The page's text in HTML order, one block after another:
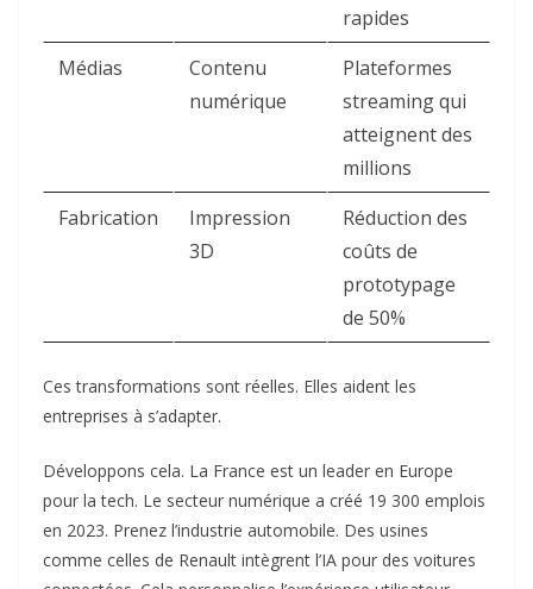
rapides
Médias
Contenu
numérique
Plateformes
streaming qui
atteignent des
millions
Fabrication
Impression
3D
Réduction des
coûts de
prototypage
de 50%
Ces transformations sont réelles. Elles aident les
entreprises à s’adapter.
Développons cela. La France est un leader en Europe
pour la tech. Le secteur numérique a créé 19 300 emplois
en 2023. Prenez l’industrie automobile. Des usines
comme celles de Renault intègrent l’IA pour des voitures